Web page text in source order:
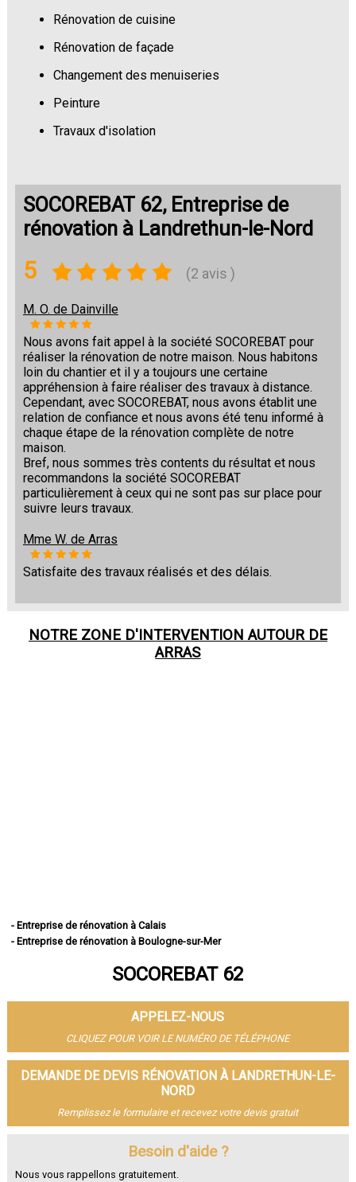
Rénovation de cuisine
Rénovation de façade
Changement des menuiseries
Peinture
Travaux d'isolation
SOCOREBAT 62, Entreprise de
rénovation à Landrethun-le-Nord
5 (2 avis )
M. O. de Dainville
Nous avons fait appel à la société SOCOREBAT pour
réaliser la rénovation de notre maison. Nous habitons
loin du chantier et il y a toujours une certaine
appréhension à faire réaliser des travaux à distance.
Cependant, avec SOCOREBAT, nous avons établit une
relation de confiance et nous avons été tenu informé à
chaque étape de la rénovation complète de notre
maison.
Bref, nous sommes très contents du résultat et nous
recommandons la société SOCOREBAT
particulièrement à ceux qui ne sont pas sur place pour
suivre leurs travaux.
Mme W. de Arras
Satisfaite des travaux réalisés et des délais.
NOTRE ZONE D'INTERVENTION AUTOUR DE
ARRAS
- Entreprise de rénovation à Calais
- Entreprise de rénovation à Boulogne-sur-Mer
- Entreprise de rénovation à Lens
- Entreprise de rénovation à Béthune
- Entreprise de rénovation à Hénin-Beaumont
- Entreprise de rénovation à Bruay-la-Buissière
- Entreprise de rénovation à Avion
- Entreprise de rénovation à Carvin
- Entreprise de rénovation à Berck
- Entreprise de rénovation à Outreau
- Entreprise de rénovation à Méricourt
SOCOREBAT 62
APPELEZ-NOUS
CLIQUEZ POUR VOIR LE NUMÉRO DE TÉLÉPHONE
DEMANDE DE DEVIS RÉNOVATION À LANDRETHUN-LE-
NORD
Remplissez le formulaire et recevez votre devis gratuit
Besoin d'aide ?
Nous vous rappellons gratuitement.